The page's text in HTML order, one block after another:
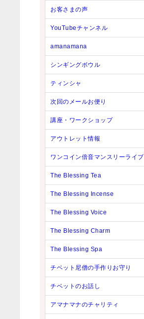
お客さまの声
YouTubeチャンネル
amanamana
シンギングボウル
ティンシャ
次回のメールお便り
講座・ワークショップ
アウトレット情報
ワンコイン倍音マンスリーライブ
The Blessing Tea
The Blessing Incense
The Blessing Voice
The Blessing Charm
The Blessing Spa
チベット尼僧の手作りお守り
チベットのお話し
アマナマナのチャリティ